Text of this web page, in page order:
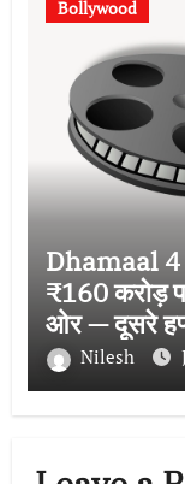
Bollywood
Dhamaal 4
₹160 करोड़
ओर — दूसरे
बनी फ्रेंचाइजी
Nilesh